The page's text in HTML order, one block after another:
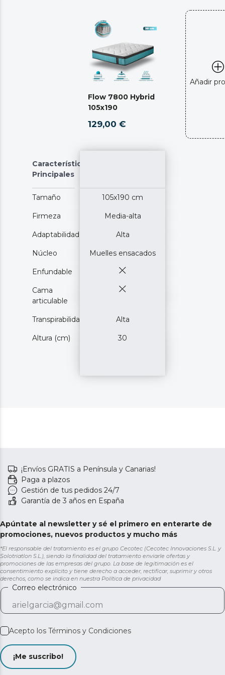
Flow 7800 Hybrid
105x190
129,00 €
Añadir
Características
Principales
Tamaño 105x190 cm
Firmeza Media-alta
Adaptabilidad Alta
Núcleo Muelles ensacados
Enfundable
Cama
articulable
Transpirabilidad Alta
Altura (cm) 30
¡Envíos GRATIS a Península y Canarias!
Paga a plazos
Gestión de tus pedidos 24/7
Garantía de 3 años en España
Apúntate al newsletter y sé el primero en enterarte de
promociones, nuevos productos y mucho más
*El responsable del tratamiento es el grupo Cecotec (Cecotec Innovaciones S.L. y
Solotriatlon S.L.), siendo la finalidad del tratamiento enviarle ofertas y
promociones de las empresas del grupo. La base de legitimación es el
consentimiento explícito y tiene derecho a acceder, rectificar, suprimir y otros
derechos, como se indica en nuestra Política de privacidad
Correo electrónico
Acepto los Términos y Condiciones
¡Me suscribo!